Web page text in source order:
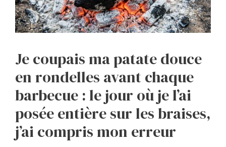
Je coupais ma patate douce
en rondelles avant chaque
barbecue : le jour où je l’ai
posée entière sur les braises,
j’ai compris mon erreur